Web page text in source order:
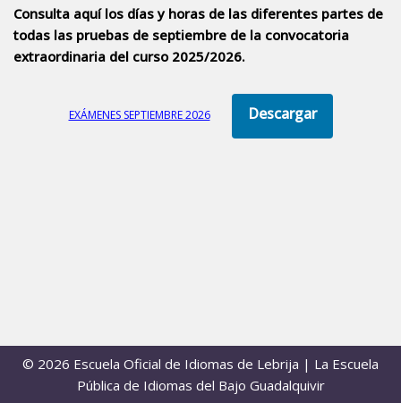
Consulta aquí los días y horas de las diferentes partes de
todas las pruebas de septiembre de la convocatoria
extraordinaria del curso 2025/2026.
EXÁMENES SEPTIEMBRE 2026
© 2026 Escuela Oficial de Idiomas de Lebrija | La Escuela
Pública de Idiomas del Bajo Guadalquivir